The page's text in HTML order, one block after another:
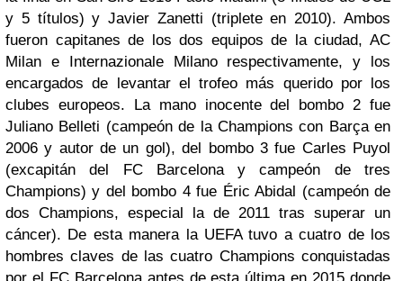
y 5 títulos) y Javier Zanetti (triplete en 2010). Ambos
fueron capitanes de los dos equipos de la ciudad, AC
Milan e Internazionale Milano respectivamente, y los
encargados de levantar el trofeo más querido por los
clubes europeos. La mano inocente del bombo 2 fue
Juliano Belleti (campeón de la Champions con Barça en
2006 y autor de un gol), del bombo 3 fue Carles Puyol
(excapitán del FC Barcelona y campeón de tres
Champions) y del bombo 4 fue Éric Abidal (campeón de
dos Champions, especial la de 2011 tras superar un
cáncer). De esta manera la UEFA tuvo a cuatro de los
hombres claves de las cuatro Champions conquistadas